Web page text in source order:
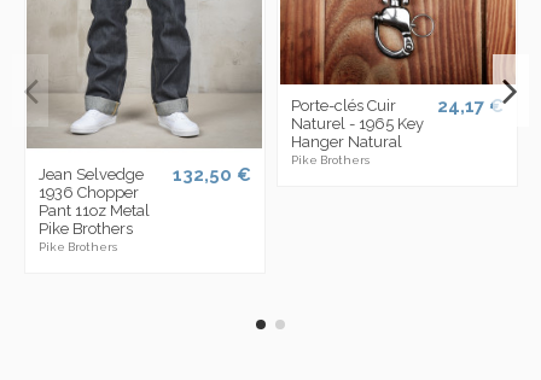
Jean Selvedge
1936 Chopper
Pant 11oz Metal
Pike Brothers
Pike Brothers
132,50 €
Porte-clés Cuir
Naturel - 1965 Key
Hanger Natural
Pike Brothers
24,17 €